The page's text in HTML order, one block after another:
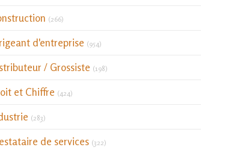
(266)Articles Count
d'entreprise (954)Articles Count
/ Grossiste (198)Articles Count
et Chiffre (424)Articles Count
(283)Articles Count
de services (322)Articles Count